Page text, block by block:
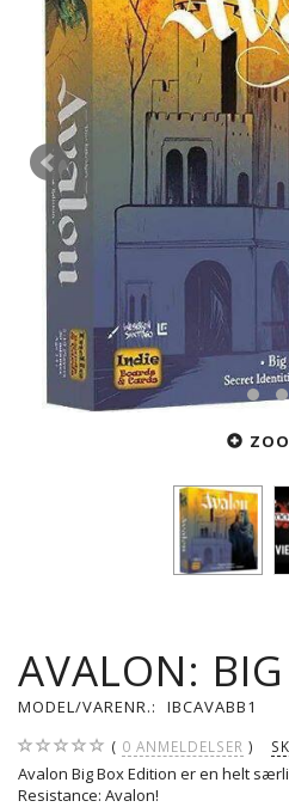
AVALON:
MODEL/VARENR.: IBCAVABB1
0 ANMELDELSER
Avalon Big Box Edition er en helt
Resistance: Avalon!